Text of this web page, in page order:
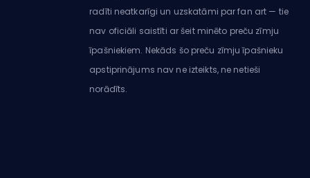
radīti neatkarīgi un uzskatāmi par fan art — tie
nav oficiāli saistīti ar šeit minēto preču zīmju
īpašniekiem. Nekāds šo preču zīmju īpašnieku
apstiprinājums nav ne izteikts, ne netieši
norādīts.